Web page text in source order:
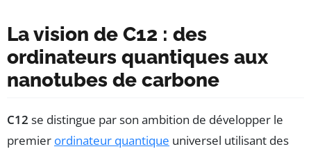
La vision de C12 : des
ordinateurs quantiques aux
nanotubes de carbone
C12 se distingue par son ambition de développer le
premier ordinateur quantique universel utilisant des